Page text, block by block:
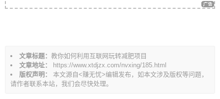
航
文章标题： 教你如何利用互联网玩转减肥项目
文章地址：
https://www.xtdjzx.com/nvxing/185.html
版权声明：
本文源自<赚无忧>编辑发布，如本文涉及版权等问题，
请作者联系本站，我们会尽快处理。